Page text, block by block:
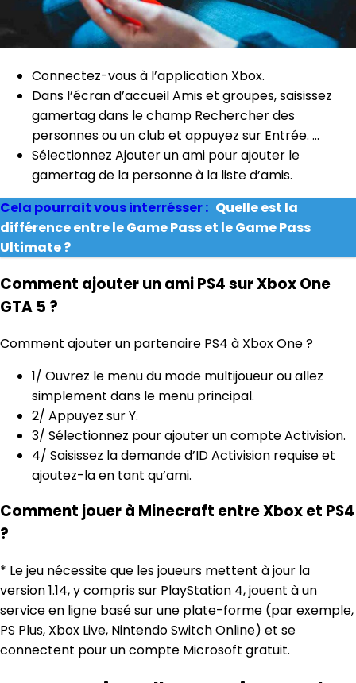
Connectez-vous à l’application Xbox.
Dans l’écran d’accueil Amis et groupes, saisissez
gamertag dans le champ Rechercher des
personnes ou un club et appuyez sur Entrée. …
Sélectionnez Ajouter un ami pour ajouter le
gamertag de la personne à la liste d’amis.
Cela pourrait vous interrésser : Quelle est la
différence entre le Game Pass et le Game Pass
Ultimate ?
Comment ajouter un ami PS4 sur Xbox One
GTA 5 ?
Comment ajouter un partenaire PS4 à Xbox One ?
1/ Ouvrez le menu du mode multijoueur ou allez
simplement dans le menu principal.
2/ Appuyez sur Y.
3/ Sélectionnez pour ajouter un compte Activision.
4/ Saisissez la demande d’ID Activision requise et
ajoutez-la en tant qu’ami.
Comment jouer à Minecraft entre Xbox et PS4
?
* Le jeu nécessite que les joueurs mettent à jour la
version 1.14, y compris sur PlayStation 4, jouent à un
service en ligne basé sur une plate-forme (par exemple,
PS Plus, Xbox Live, Nintendo Switch Online) et se
connectent pour un compte Microsoft gratuit.